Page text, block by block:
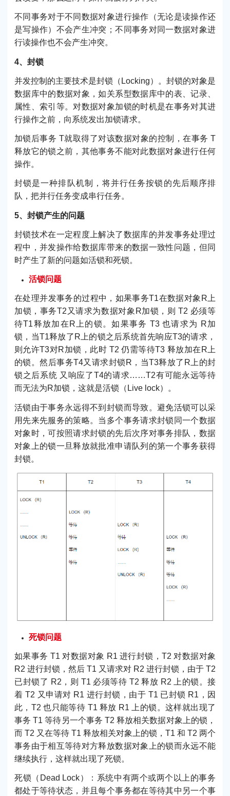
不同事务对于不同数据对象进行操作（无论是读操作还
是写操作）不会产生冲突；不同事务对同一数据对象进
行读操作也不会产生冲突。
4、封锁
并发控制的主要技术是封锁（Locking）。封锁的对象是
数据库中的数据对象，如关系型数据库中的表、记录、
属性、索引等。对数据对象加锁的时机是在事务对其进
行操作之前，向系统发出加锁请求。
加锁后事务 T就取得了对该数据对象的控制，在事务 T
释放它的锁之前，其他事务不能对此数据对象进行任何
操作。
封锁是一种排队机制，将并行任务按锁的先后顺序排
队，把并行任务变成串行任务。
5、封锁产生的问题
封锁技术在一定程度上解决了数据库的并发事务处理过
程中，并发操作给数据库带来的数据一致性问题，但同
时产生了新的问题如活锁和死锁。
活锁问题
在处理并发事务的过程中，如果事务T1在数据对象R上
加锁，事务T2又请求为数据对象R加锁，则 T2 必须等
待T1释放加在R上的锁。如果事务 T3 也请求为 R加
锁，当T1释放了R上的锁之后系统首先响应T3的请求，
则允许T3对R加锁，此时 T2 仍需等待T3 释放加在R上
的锁。然后事务T4又请求封锁R，当T3释放了R上的封
锁之后系统 又响应了T4的请求……T2有可能永远等待
而无法为R加锁，这就是活锁（Live lock）。
活锁由于事务永远得不到封锁而导致。避免活锁可以采
用先来先服务的策略。当多个事务请求封锁同一个数据
对象时，可按照请求封锁的先后次序对事务排队，数据
对象上的锁一旦释放就批准申请队列的第一个事务获得
封锁。
死锁问题
如果事务 T1 对数据对象 R1 进行封锁，T2 对数据对象
R2 进行封锁，然后 T1 又请求对 R2 进行封锁，由于 T2
已封锁了 R2，则 T1 必须等待 T2 释放 R2 上的锁。接
着 T2 又申请对 R1 进行封锁，由于 T1 已封锁 R1，因
此，T2 也只能等待 T1 释放 R1 上的锁。这样就出现了
事务 T1 等待另一个事务 T2 释放相关数据对象上的锁，
而 T2 又在等待 T1 释放相关对象上的锁，T1 和 T2 两个
事务由于相互等待对方释放数据对象上的锁而永远不能
继续执行，这样就出现了死锁。
死锁（Dead Lock）：系统中有两个或两个以上的事务
都处于等待状态，并且每个事务都在等待其中另一个事